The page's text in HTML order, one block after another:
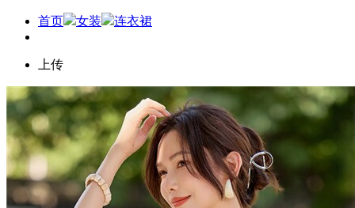
首页 女装 连衣裙
上传